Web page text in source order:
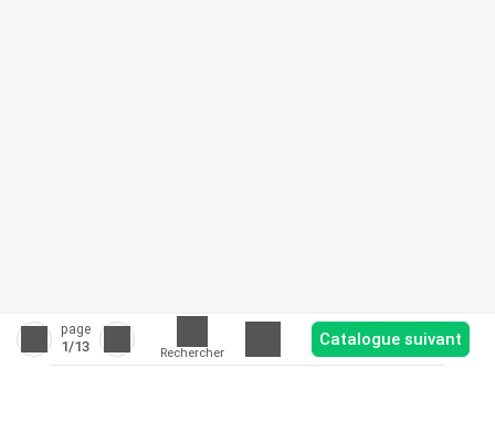
page
1/13 Rechercher
Catalogue suivant